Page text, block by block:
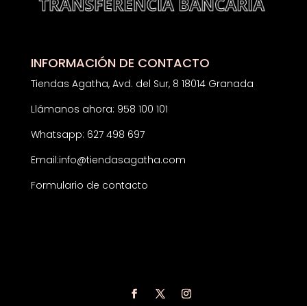
INFORMACIÓN DE CONTACTO
Tiendas Agatha, Avd. del Sur, 8 18014 Granada
Llámanos ahora: 958 100 101
Whatsapp: 627 498 697
Email:info@tiendasagatha.com
Formulario de contacto